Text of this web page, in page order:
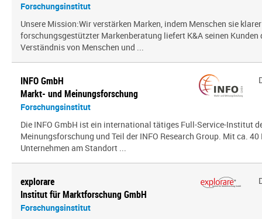
Forschungsinstitut
Unsere Mission:Wir verstärken Marken, indem Menschen sie
forschungsgestützter Markenberatung liefert K&A seinen Kunden
Verständnis von Menschen und ...
INFO GmbH
Markt- und Meinungsforschung
Forschungsinstitut
Die INFO GmbH ist ein international tätiges Full-Service-Institut
Meinungsforschung und Teil der INFO Research Group. Mit ca.
Unternehmen am Standort ...
explorare
Institut für Marktforschung GmbH
Forschungsinstitut